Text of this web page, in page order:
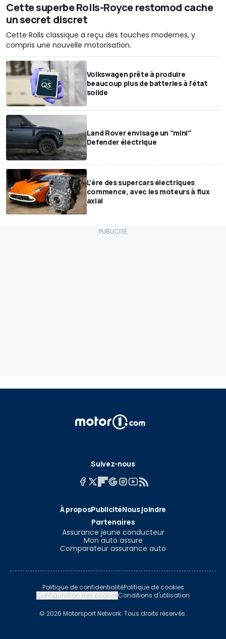
Cette superbe Rolls-Royce restomod cache
un secret discret
Cette Rolls classique a reçu des touches modernes, y
compris une nouvelle motorisation.
Volkswagen prête à produire
beaucoup plus de batteries à l'état
solide
Land Rover envisage un "mini"
Defender électrique
L'ère des supercars électriques
commence, avec les moteurs à flux
axial
Suivez-nous
À proposPublicitéNous joindre
Partenaires
Assurance jeune conducteur
Mon auto assure
Comparateur assurance auto
Politique de confidentialitéPolitique de cookies
Configuration des cookiesConditions d'utilisation
© 2026 Motorsport Network. Tous droits réservés.